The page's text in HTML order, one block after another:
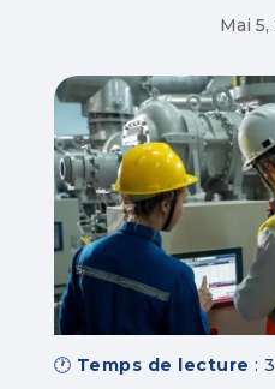
Mai 5,
🕐 Temps de lecture : 3